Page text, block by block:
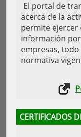
El portal de
acerca de la
permite ejercer
información
empresas,
normativa
CERTIFICADOS